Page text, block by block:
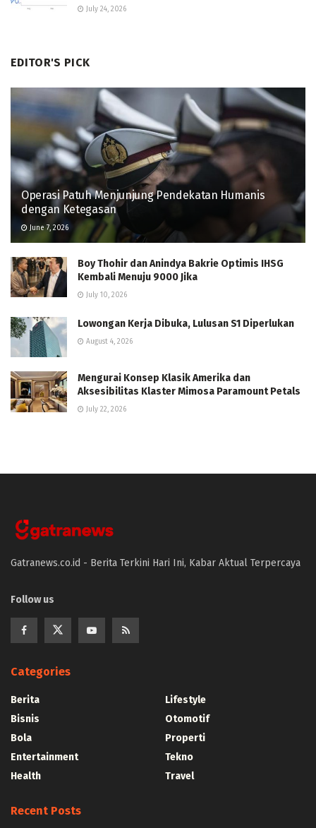
July 24, 2026
EDITOR'S PICK
Operasi Patuh Menjunjung Pendekatan Humanis
dengan Ketegasan
June 7, 2026
Boy Thohir dan Anindya Bakrie Optimis IHSG
Kembali Menuju 9000 Jika
July 10, 2026
Lowongan Kerja Dibuka, Lulusan S1 Diperlukan
August 4, 2026
Mengurai Konsep Klasik Amerika dan
Aksesibilitas Klaster Mimosa Paramount Petals
July 22, 2026
Gatranews.co.id - Berita Terkini Hari Ini, Kabar Aktual Terpercaya
Follow us
Categories
Berita
Bisnis
Bola
Entertainment
Health
Lifestyle
Otomotif
Properti
Tekno
Travel
Recent Posts